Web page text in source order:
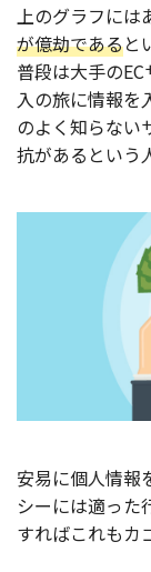
上のグラフには
が億劫であると
普段は大手の
入の旅に情報を
のよく知らない
抗があるという
安易に個人情報
シーには適った
すればこれもカ